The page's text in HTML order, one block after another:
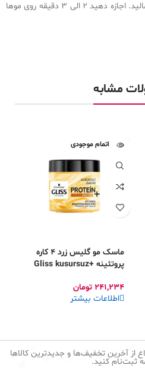
ماسک را روی طول و انتهای موها بمالید. اجازه دهید 2 الی 3 دقیقه روی موها
مشابه
اتمام موجودی
ماسک مو گلیس زرد 4 کاره
پروتئینه +Gliss kusursuz
241,234 تومان
اطلاعات بیشتر
از آخرین تخفیف‌ها و جدیدترین کالاها
ثبت‌نام کنید.